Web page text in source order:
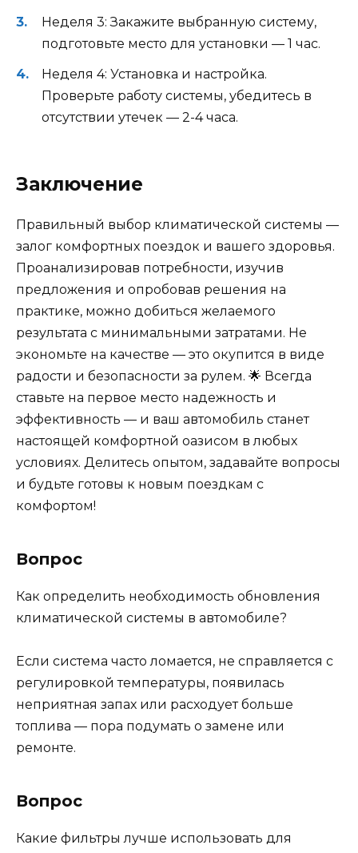
Неделя 3: Закажите выбранную систему,
подготовьте место для установки — 1 час.
Неделя 4: Установка и настройка.
Проверьте работу системы, убедитесь в
отсутствии утечек — 2-4 часа.
Заключение
Правильный выбор климатической системы —
залог комфортных поездок и вашего здоровья.
Проанализировав потребности, изучив
предложения и опробовав решения на
практике, можно добиться желаемого
результата с минимальными затратами. Не
экономьте на качестве — это окупится в виде
радости и безопасности за рулем. 🌟 Всегда
ставьте на первое место надежность и
эффективность — и ваш автомобиль станет
настоящей комфортной оазисом в любых
условиях. Делитесь опытом, задавайте вопросы
и будьте готовы к новым поездкам с
комфортом!
Вопрос
Как определить необходимость обновления
климатической системы в автомобиле?
Если система часто ломается, не справляется с
регулировкой температуры, появилась
неприятная запах или расходует больше
топлива — пора подумать о замене или
ремонте.
Вопрос
Какие фильтры лучше использовать для